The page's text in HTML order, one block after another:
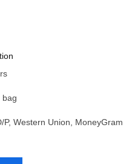
bag
Western Union, MoneyGram